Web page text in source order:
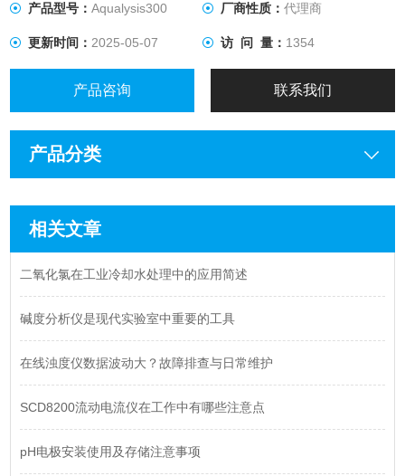
产品型号：Aqualysis300 厂商性质： 代理商
更新时间：2025-05-07 访 问 量： 1354
产品咨询 联系我们
产品分类
相关文章
二氧化氯在工业冷却水处理中的应用简述
碱度分析仪是现代实验室中重要的工具
在线浊度仪数据波动大？故障排查与日常维护
SCD8200流动电流仪在工作中有哪些注意点
pH电极安装使用及存储注意事项